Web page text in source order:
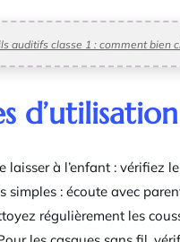
auditifs classe 1 : comment bien
laisser à l’enfant : vérifiez
simples : écoute avec
régulièrement les